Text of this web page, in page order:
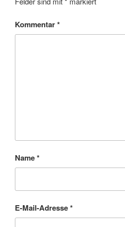
Kommentar*
Name*
E-Mail-Adresse*